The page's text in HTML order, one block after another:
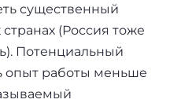
существенный
(Россия тоже
Потенциальный
опыт работы меньше